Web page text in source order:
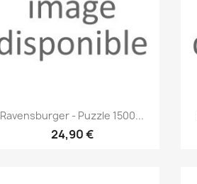
Aperçu rapide
Ravensburger - Puzzle 1500...
24,90 €